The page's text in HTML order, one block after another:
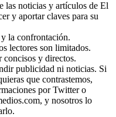
las noticias y artículos de El
y aportar claves para su
la confrontación.
lectores son limitados.
concisos y directos.
publicidad ni noticias. Si
que contrastemos,
por Twitter o
y nosotros lo